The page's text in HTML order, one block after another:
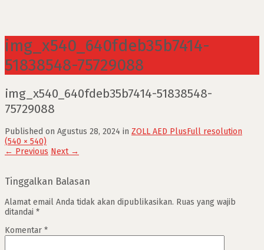
img_x540_640fdeb35b7414-
51838548-75729088
img_x540_640fdeb35b7414-51838548-
75729088
Published on Agustus 28, 2024 in ZOLL AED PlusFull resolution
(540 × 540)
← Previous Next →
Tinggalkan Balasan
Alamat email Anda tidak akan dipublikasikan. Ruas yang wajib
ditandai *
Komentar *